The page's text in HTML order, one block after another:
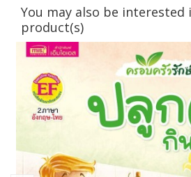
You may also be
product(s)